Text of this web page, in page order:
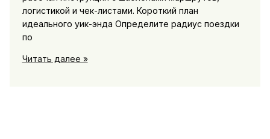
логистикой и чек-листами. Короткий план
идеального уик-энда Определите радиус поездки
по
Туристические
Читать далее »